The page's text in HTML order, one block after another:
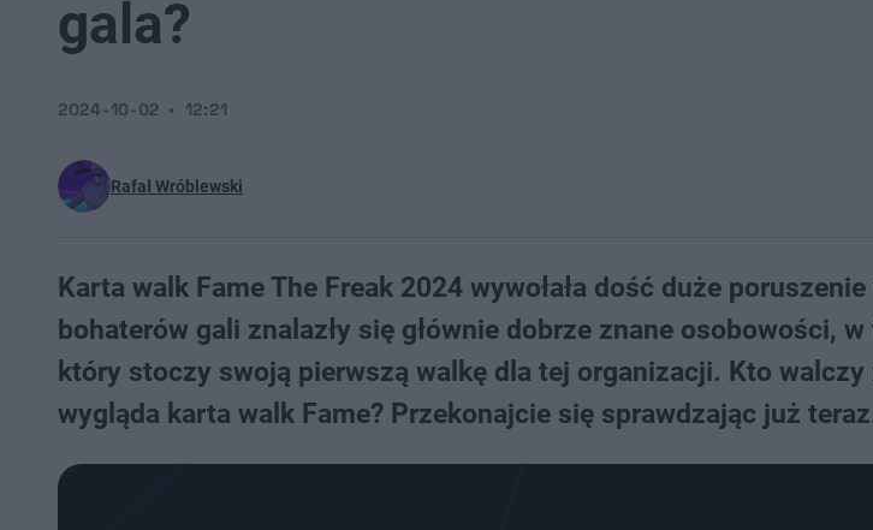
gala?
Rafał Wróblewski
2024-10-02 12:21
Karta walk Fame The Freak 2024 wywołała dość duże
bohaterów gali znalazły się głównie dobrze znane osobowości,
który stoczy swoją pierwszą walkę dla tej organizacji. Kto walczy
wygląda karta walk Fame? Przekonajcie się sprawdzając już